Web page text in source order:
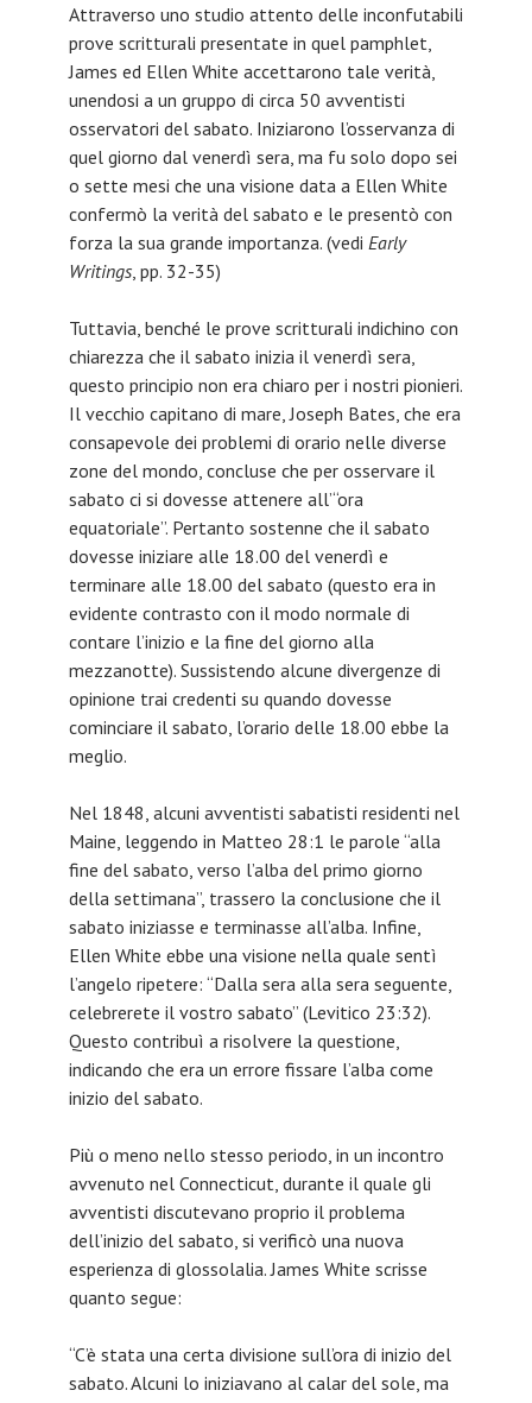
Attraverso uno studio attento delle inconfutabili
prove scritturali presentate in quel pamphlet,
James ed Ellen White accettarono tale verità,
unendosi a un gruppo di circa 50 avventisti
osservatori del sabato. Iniziarono l’osservanza di
quel giorno dal venerdì sera, ma fu solo dopo sei
o sette mesi che una visione data a Ellen White
confermò la verità del sabato e le presentò con
forza la sua grande importanza. (vedi Early
Writings, pp. 32-35)
Tuttavia, benché le prove scritturali indichino con
chiarezza che il sabato inizia il venerdì sera,
questo principio non era chiaro per i nostri pionieri.
Il vecchio capitano di mare, Joseph Bates, che era
consapevole dei problemi di orario nelle diverse
zone del mondo, concluse che per osservare il
sabato ci si dovesse attenere all’“ora
equatoriale”. Pertanto sostenne che il sabato
dovesse iniziare alle 18.00 del venerdì e
terminare alle 18.00 del sabato (questo era in
evidente contrasto con il modo normale di
contare l’inizio e la fine del giorno alla
mezzanotte). Sussistendo alcune divergenze di
opinione trai credenti su quando dovesse
cominciare il sabato, l’orario delle 18.00 ebbe la
meglio.
Nel 1848, alcuni avventisti sabatisti residenti nel
Maine, leggendo in Matteo 28:1 le parole “alla
fine del sabato, verso l’alba del primo giorno
della settimana”, trassero la conclusione che il
sabato iniziasse e terminasse all’alba. Infine,
Ellen White ebbe una visione nella quale sentì
l’angelo ripetere: “Dalla sera alla sera seguente,
celebrerete il vostro sabato” (Levitico 23:32).
Questo contribuì a risolvere la questione,
indicando che era un errore fissare l’alba come
inizio del sabato.
Più o meno nello stesso periodo, in un incontro
avvenuto nel Connecticut, durante il quale gli
avventisti discutevano proprio il problema
dell’inizio del sabato, si verificò una nuova
esperienza di glossolalia. James White scrisse
quanto segue:
“C’è stata una certa divisione sull’ora di inizio del
sabato. Alcuni lo iniziavano al calar del sole, ma